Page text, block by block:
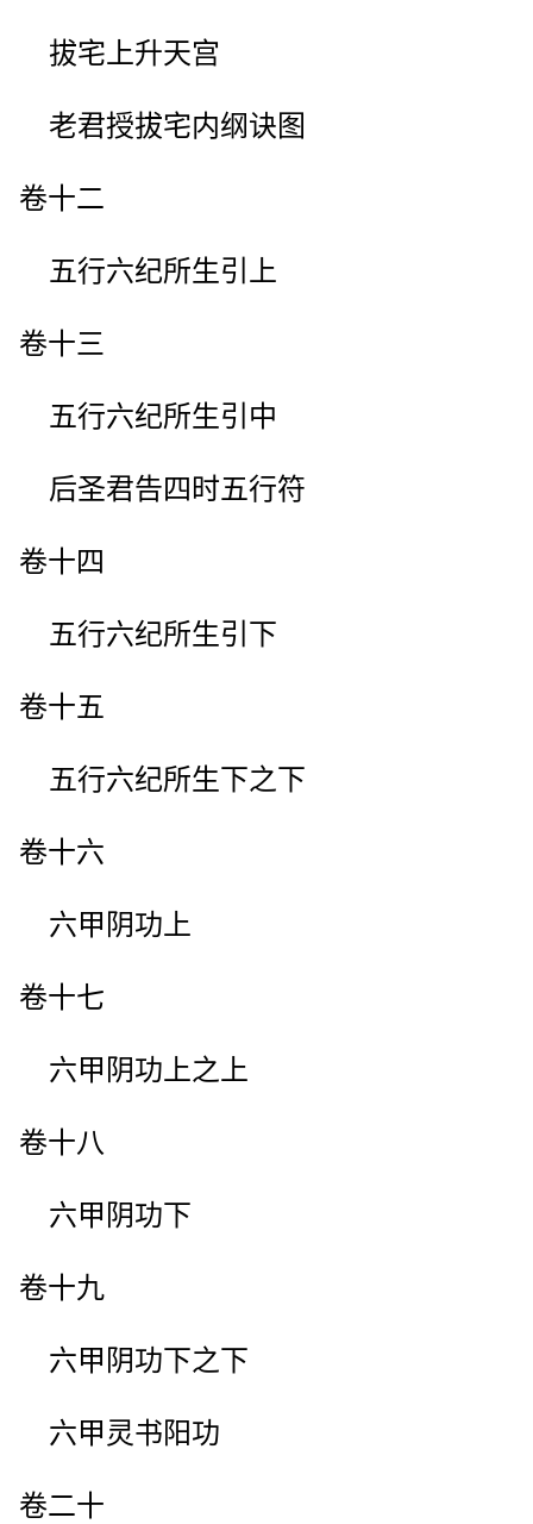
拔宅上升天宫
老君授拔宅内纲诀图
卷十二
五行六纪所生引上
卷十三
五行六纪所生引中
后圣君告四时五行符
卷十四
五行六纪所生引下
卷十五
五行六纪所生下之下
卷十六
六甲阴功上
卷十七
六甲阴功上之上
卷十八
六甲阴功下
卷十九
六甲阴功下之下
六甲灵书阳功
卷二十